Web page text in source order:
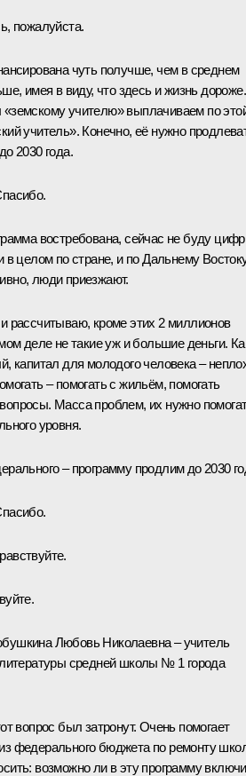
пожалуйста.
чуть получше, чем в среднем
имея в виду, что здесь и жизнь дороже.
учителю» выплачиваем по
учитель». Конечно, её нужно
2030 года.
востребована, сейчас не буду
в целом по стране, и по Дальнему
люди приезжают.
рассчитываю, кроме этих 2 миллионов
деле не такие уж и большие деньги.
капитал для молодого человека –
– помогать с жильём, помогать
Масса проблем, их нужно
уровня.
– программу продлим до 2030
Любовь Николаевна – учитель
литературы средней школы № 1 города
вопрос был затронут. Очень помогает
федерального бюджета по ремонту
возможно ли в эту программу